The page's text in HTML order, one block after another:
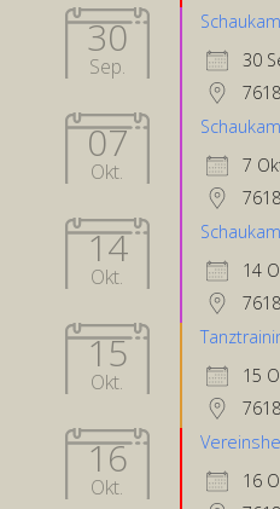
30
Sep.
30
07
Okt.
7
14
Okt.
14
15
Okt.
15
16
Okt.
16